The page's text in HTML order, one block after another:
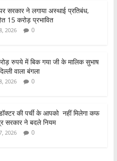
सरकार ने लगाया अस्थाई प्रतिबंध,
15 करोड़ प्रभावित
2026 0
रुपये में बिक गया जी के मालिक सुभाष
वाला बंगला
2026 0
की पर्ची के आपको नहीं मिलेगा कफ
सरकार ने बदले नियम
2026 0